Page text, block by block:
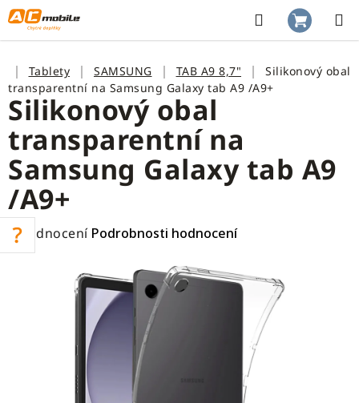
Přejít
na
obsah
Hledat
KOŠÍK
DomůTablety SAMSUNG TAB A9 8,7"
Silikonový obal
transparentní na Samsung Galaxy tab A9 /A9+
Silikonový obal
transparentní na
Samsung Galaxy tab A9
/A9+
Průměrné
hodnocení
2 hodnocení Podrobnosti hodnocení